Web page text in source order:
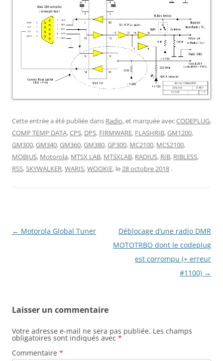
Cette entrée a été publiée dans Radio, et marquée avecCODEPLUG,
COMP TEMP DATA,CPS, DPS, FIRMWARE, FLASHRIB,GM1200,
GM300,GM340,GM360,GM380,GP300, MC2100, MCS2100,
MOBIUS, Motorola, MTSX LAB, MTSXLAB, RADIUS, RIB, RIBLESS,
RSS, SKYWALKER,WARIS,WOOKIE, le 28 octobre 2018 .
Navigation
← Motorola Global Tuner
Déblocage d’une radio DMR
MOTOTRBO dont le codeplug
est corrompu (+ erreur
#1100) →
Laisser un commentaire
Votre adresse e-mail ne sera pas publiée. Les champs
obligatoires sont indiqués avec *
Commentaire *